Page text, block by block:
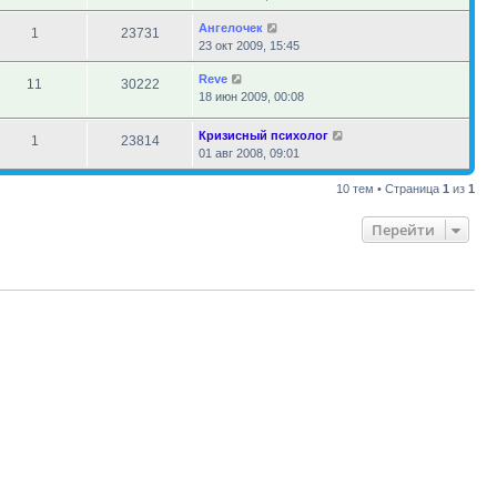
1 23731
Ангелочек
23 окт 2009, 15:45
11 30222
Reve
18 июн 2009, 00:08
1 23814
Кризисный психолог
01 авг 2008, 09:01
10 тем • Страница 1 из 1
Перейти